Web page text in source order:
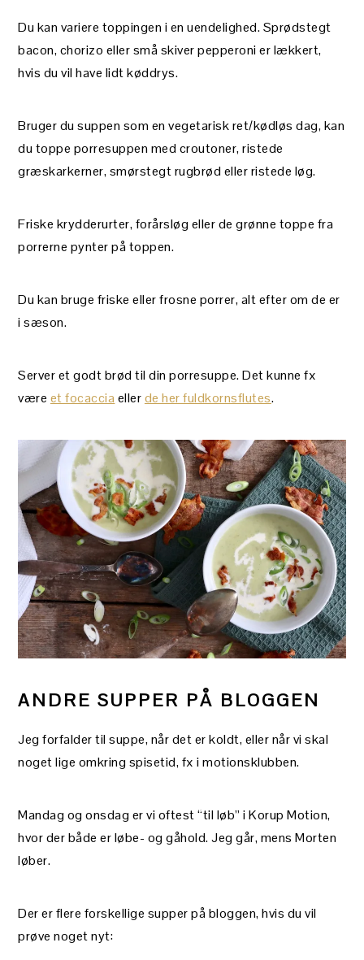
Du kan variere toppingen i en uendelighed. Sprødstegt
bacon, chorizo eller små skiver pepperoni er lækkert,
hvis du vil have lidt køddrys.
Bruger du suppen som en vegetarisk ret/kødløs dag, kan
du toppe porresuppen med croutoner, ristede
græskarkerner, smørstegt rugbrød eller ristede løg.
Friske krydderurter, forårsløg eller de grønne toppe fra
porrerne pynter på toppen.
Du kan bruge friske eller frosne porrer, alt efter om de er
i sæson.
Server et godt brød til din porresuppe. Det kunne fx
være et focaccia ellerde her fuldkornsflutes.
ANDRE SUPPER PÅ BLOGGEN
Jeg forfalder til suppe, når det er koldt, eller når vi skal
noget lige omkring spisetid, fx i motionsklubben.
Mandag og onsdag er vi oftest “til løb” i Korup Motion,
hvor der både er løbe- og gåhold. Jeg går, mens Morten
løber.
Der er flere forskellige supper på bloggen, hvis du vil
prøve noget nyt: